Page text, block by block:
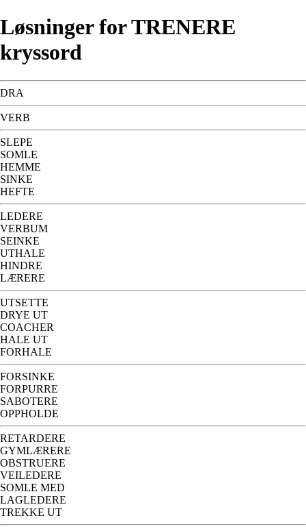
Løsninger for TRENERE
kryssord
DRA
VERB
SLEPE
SOMLE
HEMME
SINKE
HEFTE
LEDERE
VERBUM
SEINKE
UTHALE
HINDRE
LÆRERE
UTSETTE
DRYE UT
COACHER
HALE UT
FORHALE
FORSINKE
FORPURRE
SABOTERE
OPPHOLDE
RETARDERE
GYMLÆRERE
OBSTRUERE
VEILEDERE
SOMLE MED
LAGLEDERE
TREKKE UT